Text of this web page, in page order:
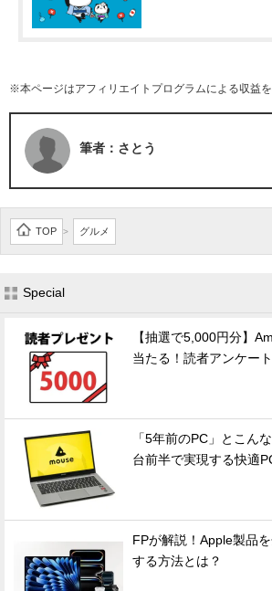
※本ページはアフィリエイトプログラムによる収益
筆者：さとう
TOP > グルメ
Special
【抽選で5,000円分】
当たる！読者アンケー
「5年前のPC」とこん
台前半で実現する快適
FPが解説！Apple製品
する方法とは？